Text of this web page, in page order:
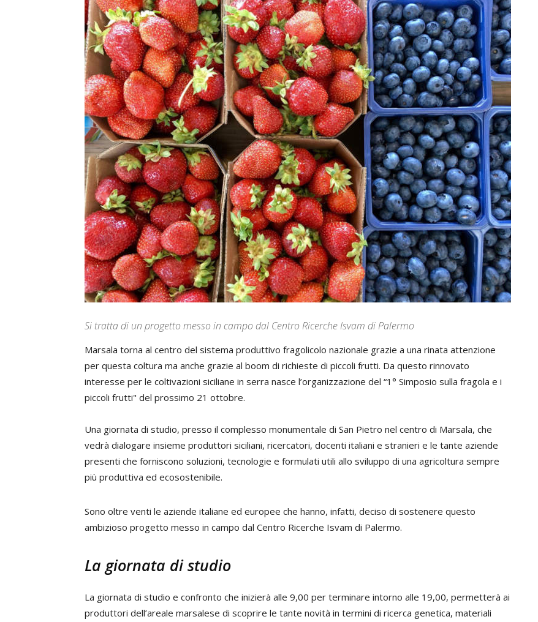
Si tratta di un progetto messo in campo dal Centro Ricerche Isvam di Palermo
Marsala torna al centro del sistema produttivo fragolicolo nazionale grazie a una rinata attenzione
per questa coltura ma anche grazie al boom di richieste di piccoli frutti. Da questo rinnovato
interesse per le coltivazioni siciliane in serra nasce l’organizzazione del “1° Simposio sulla fragola e i
piccoli frutti" del prossimo 21 ottobre.
Una giornata di studio, presso il complesso monumentale di San Pietro nel centro di Marsala, che
vedrà dialogare insieme produttori siciliani, ricercatori, docenti italiani e stranieri e le tante aziende
presenti che forniscono soluzioni, tecnologie e formulati utili allo sviluppo di una agricoltura sempre
più produttiva ed ecosostenibile.
Sono oltre venti le aziende italiane ed europee che hanno, infatti, deciso di sostenere questo
ambizioso progetto messo in campo dal Centro Ricerche Isvam di Palermo.
La giornata di studio
La giornata di studio e confronto che inizierà alle 9,00 per terminare intorno alle 19,00, permetterà ai
produttori dell’areale marsalese di scoprire le tante novità in termini di ricerca genetica, materiali